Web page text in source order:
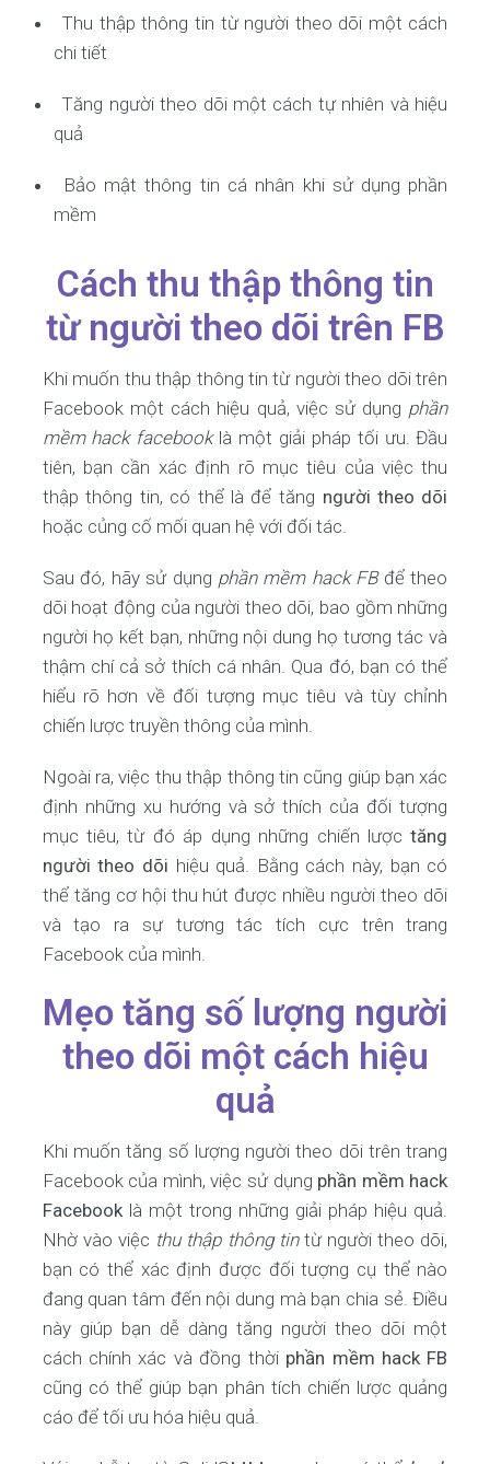
Thu thập thông tin từ người theo dõi một cách
chi tiết
Tăng người theo dõi một cách tự nhiên và hiệu
quả
Bảo mật thông tin cá nhân khi sử dụng phần
mềm
Cách thu thập thông tin
từ người theo dõi trên FB
Khi muốn thu thập thông tin từ người theo dõi trên
Facebook một cách hiệu quả, việc sử dụng phần
mềm hack facebooklà một giải pháp tối ưu. Đầu
tiên, bạn cần xác định rõ mục tiêu của việc thu
thập thông tin, có thể là để tăng người theo dõi
hoặc củng cố mối quan hệ với đối tác.
Sau đó, hãy sử dụng phần mềm hack FBđể theo
dõi hoạt động của người theo dõi, bao gồm những
người họ kết bạn, những nội dung họ tương tác và
thậm chí cả sở thích cá nhân. Qua đó, bạn có thể
hiểu rõ hơn về đối tượng mục tiêu và tùy chỉnh
chiến lược truyền thông của mình.
Ngoài ra, việc thu thập thông tin cũng giúp bạn xác
định những xu hướng và sở thích của đối tượng
mục tiêu, từ đó áp dụng những chiến lượctăng
người theo dõi hiệu quả. Bằng cách này, bạn có
thể tăng cơ hội thu hút được nhiều người theo dõi
và tạo ra sự tương tác tích cực trên trang
Facebook của mình.
Mẹo tăng số lượng người
theo dõi một cách hiệu
quả
Khi muốn tăng số lượng người theo dõi trên trang
Facebook của mình, việc sử dụng phần mềm hack
Facebooklà một trong những giải pháp hiệu quả.
Nhờ vào việc thu thập thông tintừ người theo dõi,
bạn có thể xác định được đối tượng cụ thể nào
đang quan tâm đến nội dung mà bạn chia sẻ. Điều
này giúp bạn dễ dàng tăng người theo dõi một
cách chính xác và đồng thời phần mềm hack FB
cũng có thể giúp bạn phân tích chiến lược quảng
cáo để tối ưu hóa hiệu quả.